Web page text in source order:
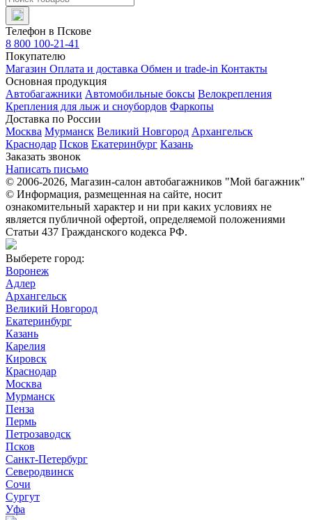
Телефон в Пскове
8 800 100-21-41
Покупателю
Магазин Оплата и доставка Обмен и trade-in Контакты
Основная продукция
Автобагажники Автомобильные боксы Велокрепления
Крепления для лыж и сноубордов Фаркопы
Доставка по России
Москва Мурманск Великий Новгород Архангельск
Краснодар Псков Екатеринбург Казань
Заказать звонок
Написать письмо
© 2006-2026, Магазин-салон автобагажников "Мой багажник"
© Информация, размещенная на сайте, носит
ознакомительный характер и ни при каких условиях не
является публичной офертой, определяемой положениями
Статьи 437 Гражданского кодекса РФ.
Выберете город:
Воронеж
Адлер
Архангельск
Великий Новгород
Екатеринбург
Казань
Карелия
Кировск
Краснодар
Москва
Мурманск
Пенза
Пермь
Петрозаводск
Псков
Санкт-Петербург
Северодвинск
Сочи
Сургут
Уфа